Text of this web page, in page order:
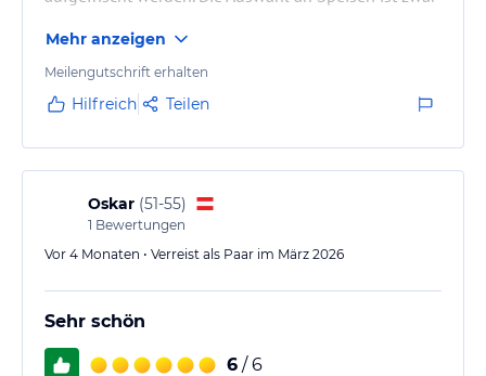
nicht das Niveau polnischer Hotels an der Ostsee.
Mehr anzeigen
Meilengutschrift erhalten
Hilfreich Teilen
Oskar (51-55)
1 Bewertungen
Vor 4 Monaten • Verreist als Paar im März 2026
Sehr schön
6 / 6